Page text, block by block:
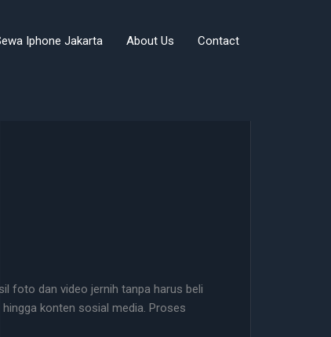
Iphone Jakarta About Us Contact
foto dan video jernih tanpa harus beli
konten sosial media. Proses